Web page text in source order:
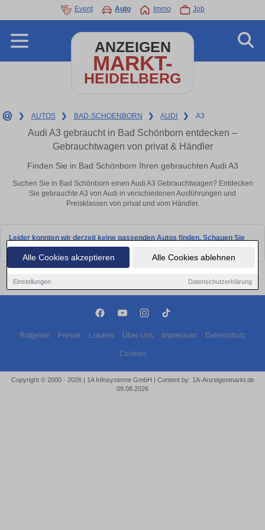
Alle Cookies akzeptieren Alle Cookies ablehnen
Einstellungen Datenschutzerklärung
Event Auto Immo Job
ANZEIGEN
MARKT-
HEIDELBERG
❯ AUTOS ❯ BAD-SCHOENBORN ❯ AUDI ❯ A3
Audi A3 gebraucht in Bad Schönborn entdecken –
Gebrauchtwagen von privat & Händler
Finden Sie in Bad Schönborn Ihren gebrauchten Audi A3
Suchen Sie in Bad Schönborn einen Audi A3 Gebrauchtwagen? Entdecken
Sie gebrauchte A3 von Audi in verschiedenen Ausführungen und
Preisklassen von privat und vom Händler.
Leider konnten wir derzeit keine passenden Autos finden. Schauen Sie
bald wieder vorbei!
Ratgeber Presse Lokales Über Uns Impressum Datenschutz
Cookies
Copyright © 2000 - 2026 | 1A Infosysteme GmbH | Content by: 1A-Anzeigenmarkt.de
09.08.2026